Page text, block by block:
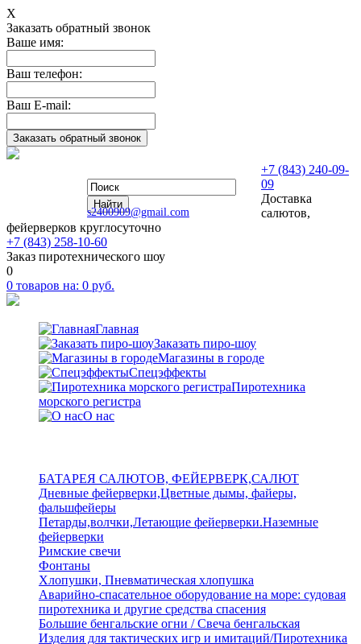
Х
Заказать обратный звонок
Ваше имя:
Ваш телефон:
Ваш E-mail:
s2400909@gmail.com
+7 (843) 240-09-
09
Доставка
салютов,
фейерверков круглосуточно
+7 (843) 258-10-60
Заказ пиротехнического шоу
0
0 товаров на: 0 руб.
Главная
Заказать пиро-шоу
Магазины в городе
Спецэффекты
Пиротехника
морского регистра
О нас
БАТАРЕЯ САЛЮТОВ, ФЕЙЕРВЕРК,САЛЮТ
Дневные фейерверки,Цветные дымы, файеры,
фальшфейеры
Петарды,волчки,Летающие фейерверки.Наземные
фейерверки
Римские свечи
Фонтаны
Хлопушки, Пневматическая хлопушка
Аварийно-спасательное оборудование на море: судовая
пиротехника и другие средства спасения
Большие бенгальские огни / Свеча бенгальская
Изделия для тактических игр и имитаций/Пиротехника